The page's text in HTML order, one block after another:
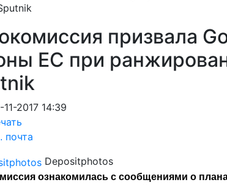
призвала
ЕС при
11-2017 14:39
почта
Depositphotos
ознакомилась с сообщениями о